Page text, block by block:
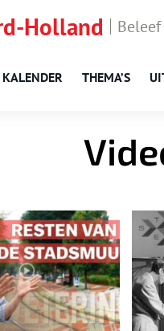
Holland
KALENDER THEMA’S